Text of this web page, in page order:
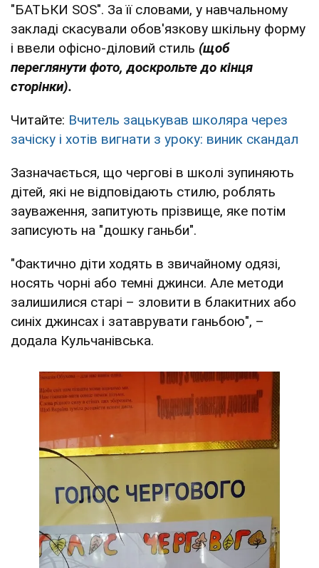
"БАТЬКИ SOS". За її словами, у навчальному
закладі скасували обов'язкову шкільну форму
і ввели офісно-діловий стиль (щоб
переглянути фото, доскрольте до кінця
сторінки).
Читайте: Вчитель зацькував школяра через
зачіску і хотів вигнати з уроку: виник скандал
Зазначається, що чергові в школі зупиняють
дітей, які не відповідають стилю, роблять
зауваження, запитують прізвище, яке потім
записують на "дошку ганьби".
"Фактично діти ходять в звичайному одязі,
носять чорні або темні джинси. Але методи
залишилися старі – зловити в блакитних або
синіх джинсах і затаврувати ганьбою", –
додала Кульчанівська.